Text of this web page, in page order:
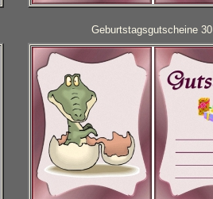
Geburtstagsgutscheine 30